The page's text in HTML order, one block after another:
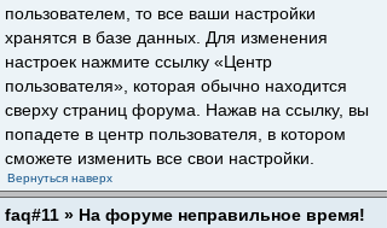
пользователем, то все ваши настройки
хранятся в базе данных. Для изменения
настроек нажмите ссылку «Центр
пользователя», которая обычно находится
сверху страниц форума. Нажав на ссылку, вы
попадете в центр пользователя, в котором
сможете изменить все свои настройки.
Вернуться наверх
faq#11 » На форуме неправильное время!